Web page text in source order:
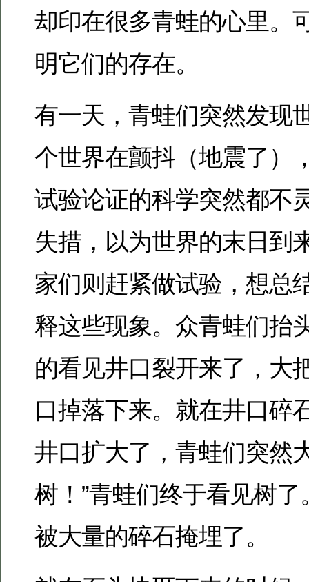
却印在很多青蛙的心里。
明它们的存在。
有一天，青蛙们突然发现
个世界在颤抖（地震了）
试验论证的科学突然都不
失措，以为世界的末日到
家们则赶紧做试验，想总
释这些现象。众青蛙们抬
的看见井口裂开来了，大
口掉落下来。就在井口碎
井口扩大了，青蛙们突然
树！”青蛙们终于看见树
被大量的碎石掩埋了。